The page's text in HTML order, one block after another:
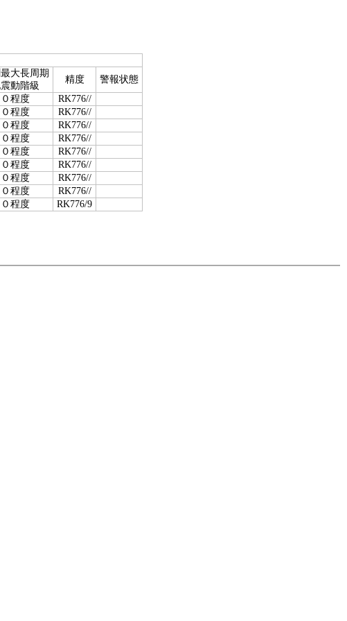
大長周期
動階級
精度
警報状態
０程度
RK776//
０程度
RK776//
０程度
RK776//
０程度
RK776//
０程度
RK776//
０程度
RK776//
０程度
RK776//
０程度
RK776//
０程度 RK776/9